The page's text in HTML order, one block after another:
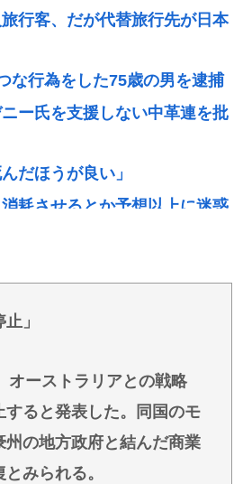
行客、だが代替旅行先が日本
な行為をした75歳の男を逮捕
ー氏を支援しない中革連を批
だほうが良い」
耗させるとか予想以上に迷惑
つの目的
語作品を字幕で見る人が増えて
策だ」と批判 ★3
」
オーストラリアとの戦略
ると発表した。同国のモ
州の地方政府と結んだ商業
みられる。